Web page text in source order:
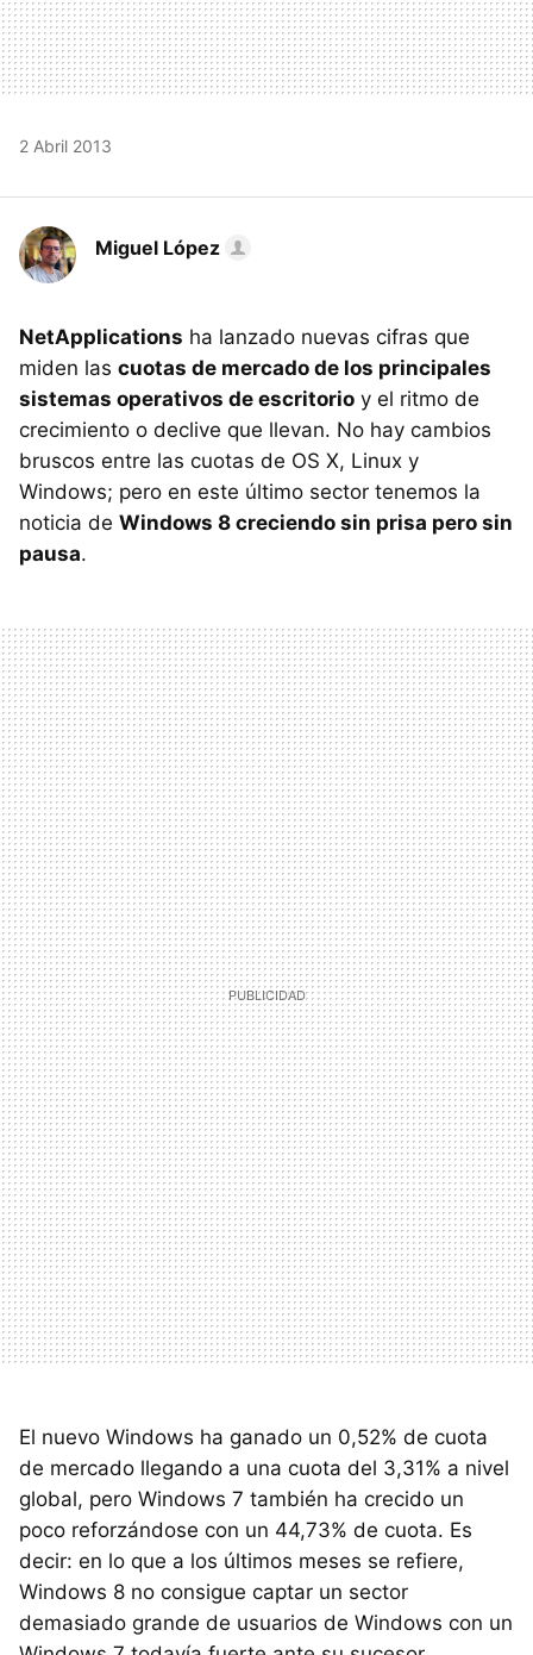
2 Abril 2013
Miguel López
NetApplications ha lanzado nuevas cifras que
miden las cuotas de mercado de los principales
sistemas operativos de escritorio y el ritmo de
crecimiento o declive que llevan. No hay cambios
bruscos entre las cuotas de OS X, Linux y
Windows; pero en este último sector tenemos la
noticia de Windows 8 creciendo sin prisa pero sin
pausa.
El nuevo Windows ha ganado un 0,52% de cuota
de mercado llegando a una cuota del 3,31% a nivel
global, pero Windows 7 también ha crecido un
poco reforzándose con un 44,73% de cuota. Es
decir: en lo que a los últimos meses se refiere,
Windows 8 no consigue captar un sector
demasiado grande de usuarios de Windows con un